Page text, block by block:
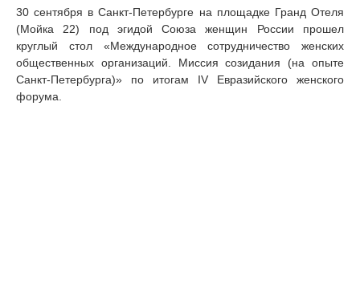
30 сентября в Санкт-Петербурге на площадке Гранд Отеля
(Мойка 22) под эгидой Союза женщин России прошел
круглый стол «Международное сотрудничество женских
общественных организаций. Миссия созидания (на опыте
Санкт-Петербурга)» по итогам IV Евразийского женского
форума.